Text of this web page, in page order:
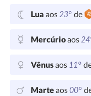
Lua aos23° de
Mercúrioaos
Vênusaos 11°
Marteaos00°